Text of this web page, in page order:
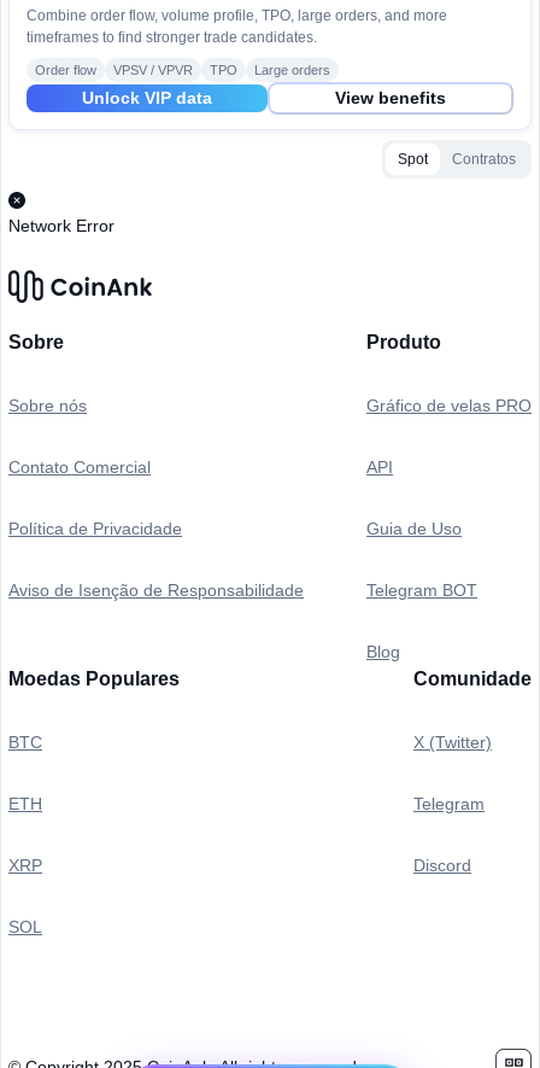
Combine order flow, volume profile, TPO, large orders, and more
timeframes to find stronger trade candidates.
Order flow VPSV / VPVR TPO Large orders
Unlock VIP data View benefits
Spot Contratos
Network Error
Sobre
Sobre nós
Contato Comercial
Política de Privacidade
Aviso de Isenção de Responsabilidade
Produto
Gráfico de velas PRO
API
Guia de Uso
Telegram BOT
Blog
Moedas Populares
BTC
ETH
XRP
SOL
Comunidade
X (Twitter)
Telegram
Discord